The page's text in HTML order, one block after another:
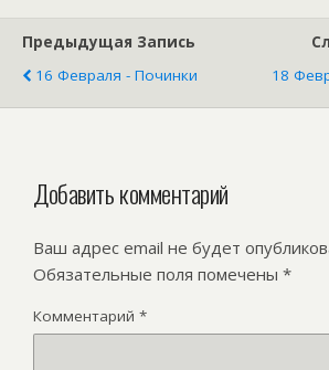
Предыдущая Запись
16 Февраля - Починки
18
Добавить комментарий
Ваш адрес email не будет
Обязательные поля помечены *
Комментарий *